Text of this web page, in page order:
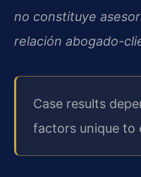
no constituye
relación abogado-
Case results
factors unique to